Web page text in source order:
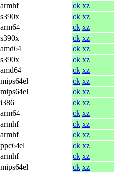
armhf ok xz
s390x ok xz
arm64 ok xz
s390x ok xz
amd64 ok xz
s390x ok xz
amd64 ok xz
mips64el ok xz
mips64el ok xz
i386 ok xz
arm64 ok xz
armhf ok xz
armhf ok xz
ppc64el ok xz
armhf ok xz
mips64el ok xz